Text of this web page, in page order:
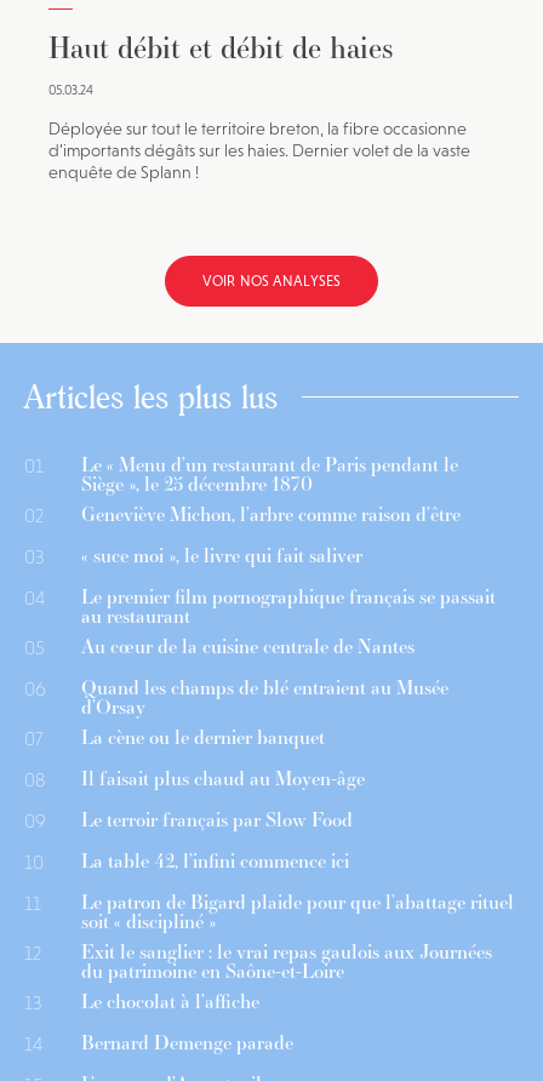
Haut débit et débit de haies
05.03.24
Déployée sur tout le territoire breton, la fibre occasionne
d’importants dégâts sur les haies. Dernier volet de la vaste
enquête de Splann !
VOIR NOS ANALYSES
Articles les plus lus
01 Le « Menu d’un restaurant de Paris pendant le
Siège », le 25 décembre 1870
02 Geneviève Michon, l’arbre comme raison d’être
03 « suce moi », le livre qui fait saliver
04 Le premier film pornographique français se passait
au restaurant
05 Au cœur de la cuisine centrale de Nantes
06 Quand les champs de blé entraient au Musée
d’Orsay
07 La cène ou le dernier banquet
08 Il faisait plus chaud au Moyen-âge
09 Le terroir français par Slow Food
10 La table 42, l’infini commence ici
11 Le patron de Bigard plaide pour que l’abattage rituel
soit « discipliné »
12 Exit le sanglier : le vrai repas gaulois aux Journées
du patrimoine en Saône-et-Loire
13 Le chocolat à l’affiche
14 Bernard Demenge parade